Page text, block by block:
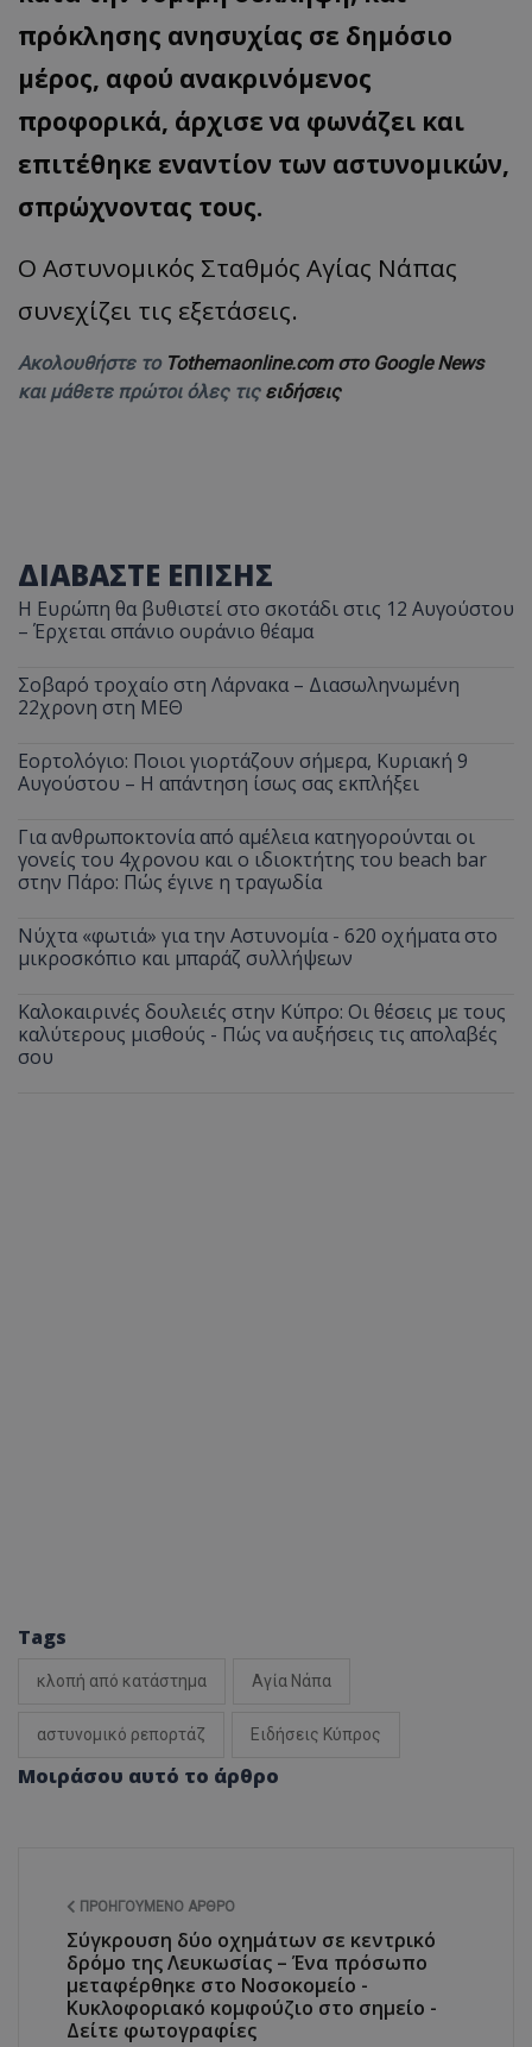
πρόκλησης ανησυχίας σε δημόσιο
μέρος, αφού ανακρινόμενος
προφορικά, άρχισε να φωνάζει και
επιτέθηκε εναντίον των αστυνομικών,
σπρώχνοντας τους.
Ο Αστυνομικός Σταθμός Αγίας Νάπας
συνεχίζει τις εξετάσεις.
Ακολουθήστε το Tothemaonline.com στο Google News
και μάθετε πρώτοι όλες τις ειδήσεις
ΔΙΑΒΑΣΤΕ ΕΠΙΣΗΣ
Η Ευρώπη θα βυθιστεί στο σκοτάδι στις 12 Αυγούστου
– Έρχεται σπάνιο ουράνιο θέαμα
Σοβαρό τροχαίο στη Λάρνακα – Διασωληνωμένη
22χρονη στη ΜΕΘ
Εορτολόγιο: Ποιοι γιορτάζουν σήμερα, Κυριακή 9
Αυγούστου – Η απάντηση ίσως σας εκπλήξει
Για ανθρωποκτονία από αμέλεια κατηγορούνται οι
γονείς του 4χρονου και ο ιδιοκτήτης του beach bar
στην Πάρο: Πώς έγινε η τραγωδία
Νύχτα «φωτιά» για την Αστυνομία - 620 οχήματα στο
μικροσκόπιο και μπαράζ συλλήψεων
Καλοκαιρινές δουλειές στην Κύπρο: Οι θέσεις με τους
καλύτερους μισθούς - Πώς να αυξήσεις τις απολαβές
σου
Tags
κλοπή από κατάστημα Αγία Νάπα
αστυνομικό ρεπορτάζ Ειδήσεις Κύπρος
Μοιράσου αυτό το άρθρο
ΠΡΟΗΓΟΎΜΕΝΟ ΆΡΘΡΟ
Σύγκρουση δύο οχημάτων σε κεντρικό
δρόμο της Λευκωσίας – Ένα πρόσωπο
μεταφέρθηκε στο Νοσοκομείο -
Κυκλοφοριακό κομφούζιο στο σημείο -
Δείτε φωτογραφίες